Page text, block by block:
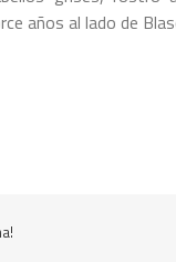
años al lado de